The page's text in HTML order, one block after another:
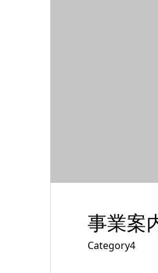
事業案
Category4